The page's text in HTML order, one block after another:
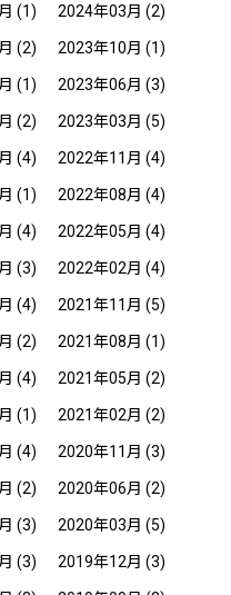
(1) 2024年03月 (2)
(2) 2023年10月 (1)
(1) 2023年06月 (3)
(2) 2023年03月 (5)
(4) 2022年11月 (4)
(1) 2022年08月 (4)
(4) 2022年05月 (4)
(3) 2022年02月 (4)
(4) 2021年11月 (5)
(2) 2021年08月 (1)
(4) 2021年05月 (2)
(1) 2021年02月 (2)
(4) 2020年11月 (3)
(2) 2020年06月 (2)
(3) 2020年03月 (5)
(3) 2019年12月 (3)